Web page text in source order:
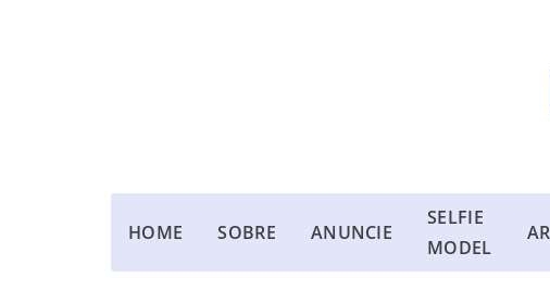
HOME SOBRE ANUNCIE
SELFIE
MODEL